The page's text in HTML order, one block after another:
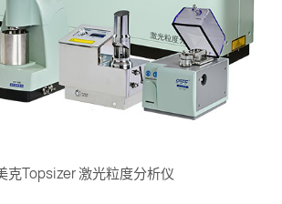
克Topsizer 激光粒度分析仪